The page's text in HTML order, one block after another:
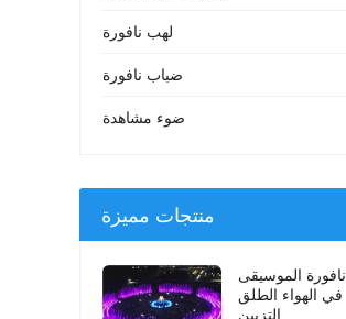
لهب نافورة
ضباب نافورة
ضوء مشاهدة
منتجات مميزة
نافورة الموسيقى
في الهواء الطلق
التزيين